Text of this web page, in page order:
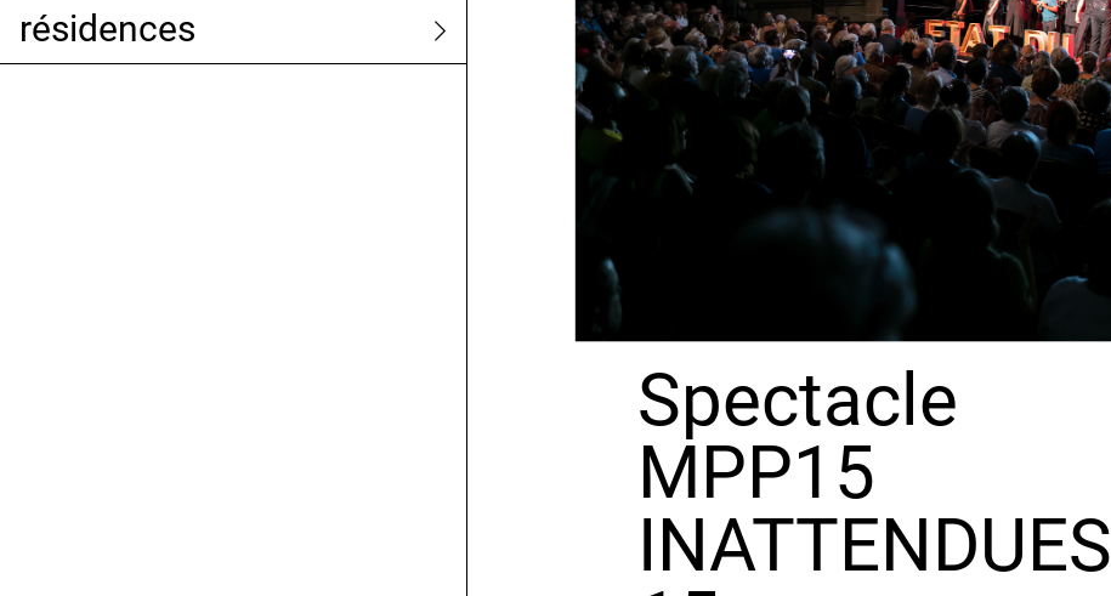
résidences
Spectacle
MPP15
INATTENDUES